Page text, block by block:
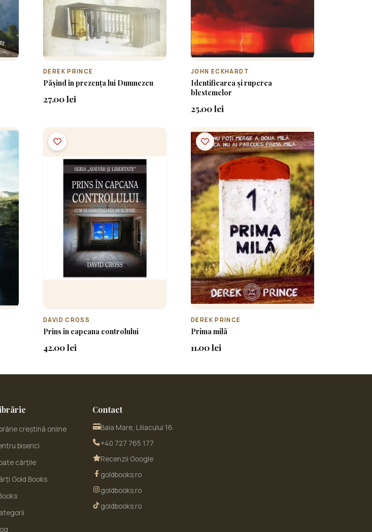
DEREK PRINCE
Pășind în prezența lui Dumnezeu
27.00 lei
JOHN ECKHARDT
Identificarea și ruperea
blestemelor
25.00 lei
DAVID CROSS
Prins în capcana controlului
42.00 lei
DEREK PRINCE
Prima milă
11.00 lei
creștină online
biserici
cărțile
Gold Books
Contact
Baia Mare, Liliacului 16
+40 727 765 177
Recenzii Google
goldbooks.ro
goldbooks.ro
goldbooks.ro